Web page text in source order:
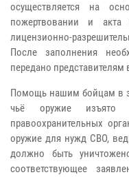
осуществляется на
пожертвовании и акта
лицензионно-
После заполнения
передано представителям
Помощь нашим бойцам в
чьё оружие
правоохранительных
оружие для нужд СВО,
должно быть
соответствующее